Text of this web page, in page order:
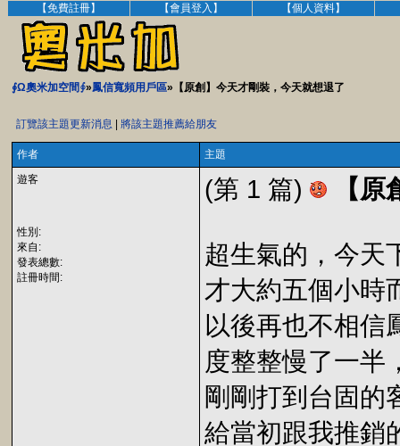
【免費註冊】 【會員登入】 【個人資料】
∮Ω奧米加空間∮»鳳信寬頻用戶區»【原創】今天才剛裝，今天就想退了
訂覽該主題更新消息 將該主題推薦給朋友
作者
主題
遊客
性別:
來自:
發表總數:
註冊時間:
(第 1 篇) 【
超生氣的，今天
才大約五個小時
以後再也不相信
度整整慢了一半
剛剛打到台固的
給當初跟我推銷